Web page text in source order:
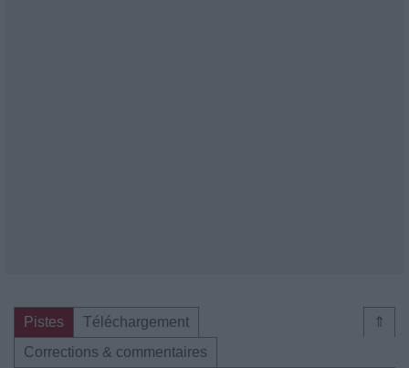
⇑
Pistes
Téléchargement
Corrections & commentaires